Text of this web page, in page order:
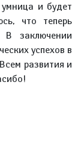
и будет
что теперь
В заключении
успехов в
развития и